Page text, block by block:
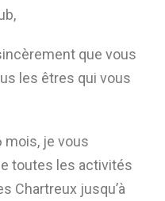
que vous
les êtres qui vous
mois, je vous
toutes les activités
Chartreux jusqu’à